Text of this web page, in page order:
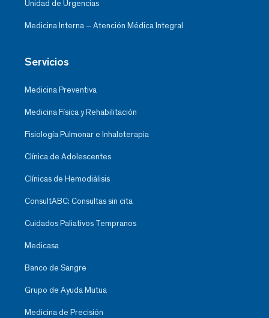
Unidad de Urgencias
Medicina Interna – Atención Médica Integral
Servicios
Medicina Preventiva
Medicina Física y Rehabilitación
Fisiología Pulmonar e Inhaloterapia
Clínica de Adolescentes
Clínicas de Hemodiálisis
ConsultABC: Consultas sin cita
Cuidados Paliativos Tempranos
Medicasa
Banco de Sangre
Grupo de Ayuda Mutua
Medicina de Precisión